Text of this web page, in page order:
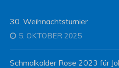
30. Weihnachtsturnier
5. OKTOBER 2025
Schmalkalder Rose 2023 für